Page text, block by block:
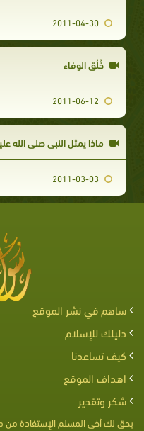
خُلُق الوفاء
ماذا يمثل النبي صلى الله
ساهم في نشر الموقع
دليلك للإسلام
كيف تساعدنا
اهداف الموقع
شكر وتقدير
يحق لك أخى المسلم الإستفادة